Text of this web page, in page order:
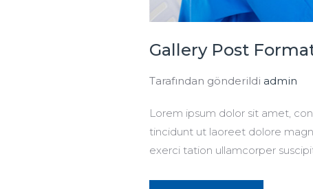
Gallery Post
Tarafından gönderildi admin
Lorem ipsum dolor sit amet,
tincidunt ut laoreet dolore
exerci tation ullamcorper